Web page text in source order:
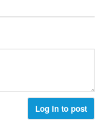
Log in to post